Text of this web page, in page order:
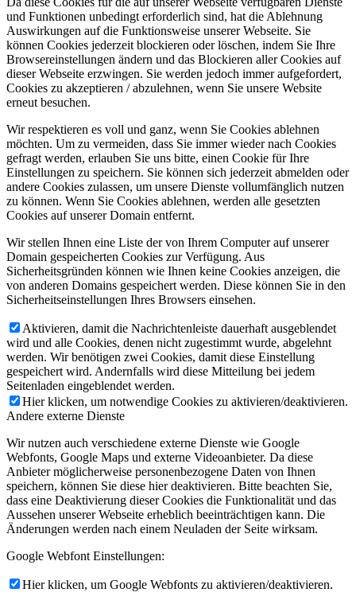
und Funktionen unbedingt erforderlich sind, hat die Ablehnung
Auswirkungen auf die Funktionsweise unserer Webseite. Sie
können Cookies jederzeit blockieren oder löschen, indem Sie Ihre
Browsereinstellungen ändern und das Blockieren aller Cookies auf
dieser Webseite erzwingen. Sie werden jedoch immer aufgefordert,
Cookies zu akzeptieren / abzulehnen, wenn Sie unsere Website
erneut besuchen.
Wir respektieren es voll und ganz, wenn Sie Cookies ablehnen
möchten. Um zu vermeiden, dass Sie immer wieder nach Cookies
gefragt werden, erlauben Sie uns bitte, einen Cookie für Ihre
Einstellungen zu speichern. Sie können sich jederzeit abmelden oder
andere Cookies zulassen, um unsere Dienste vollumfänglich nutzen
zu können. Wenn Sie Cookies ablehnen, werden alle gesetzten
Cookies auf unserer Domain entfernt.
Wir stellen Ihnen eine Liste der von Ihrem Computer auf unserer
Domain gespeicherten Cookies zur Verfügung. Aus
Sicherheitsgründen können wie Ihnen keine Cookies anzeigen, die
von anderen Domains gespeichert werden. Diese können Sie in den
Sicherheitseinstellungen Ihres Browsers einsehen.
Aktivieren, damit die Nachrichtenleiste dauerhaft ausgeblendet
wird und alle Cookies, denen nicht zugestimmt wurde, abgelehnt
werden. Wir benötigen zwei Cookies, damit diese Einstellung
gespeichert wird. Andernfalls wird diese Mitteilung bei jedem
Seitenladen eingeblendet werden.
Hier klicken, um notwendige Cookies zu aktivieren/deaktivieren.
Andere externe Dienste
Wir nutzen auch verschiedene externe Dienste wie Google
Webfonts, Google Maps und externe Videoanbieter. Da diese
Anbieter möglicherweise personenbezogene Daten von Ihnen
speichern, können Sie diese hier deaktivieren. Bitte beachten Sie,
dass eine Deaktivierung dieser Cookies die Funktionalität und das
Aussehen unserer Webseite erheblich beeinträchtigen kann. Die
Änderungen werden nach einem Neuladen der Seite wirksam.
Google Webfont Einstellungen:
Hier klicken, um Google Webfonts zu aktivieren/deaktivieren.